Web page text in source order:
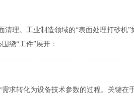
清理。工业制造领域的“表面处理打砂机
绕“工件”展开：...
求转化为设备技术参数的过程。关键在